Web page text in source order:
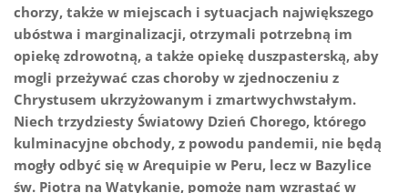
chorzy, także w miejscach i sytuacjach największego
ubóstwa i marginalizacji, otrzymali potrzebną im
opiekę zdrowotną, a także opiekę duszpasterską, aby
mogli przeżywać czas choroby w zjednoczeniu z
Chrystusem ukrzyżowanym i zmartwychwstałym.
Niech trzydziesty Światowy Dzień Chorego, którego
kulminacyjne obchody, z powodu pandemii, nie będą
mogły odbyć się w Arequipie w Peru, lecz w Bazylice
św. Piotra na Watykanie, pomoże nam wzrastać w